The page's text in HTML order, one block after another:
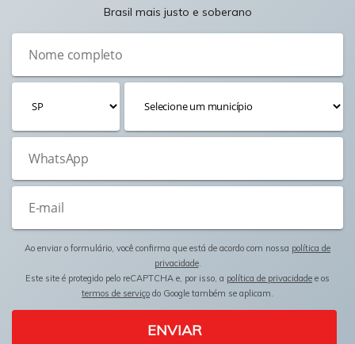
Brasil mais justo e soberano
Ao enviar o formulário, você confirma que está de acordo com nossa política de
privacidade.
Este site é protegido pelo reCAPTCHA e, por isso, a política de privacidade e os
termos de serviço do Google também se aplicam.
ENVIAR